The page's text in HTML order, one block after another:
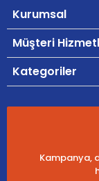
Kurumsal
Müşteri
Kategoriler
Kampanya,